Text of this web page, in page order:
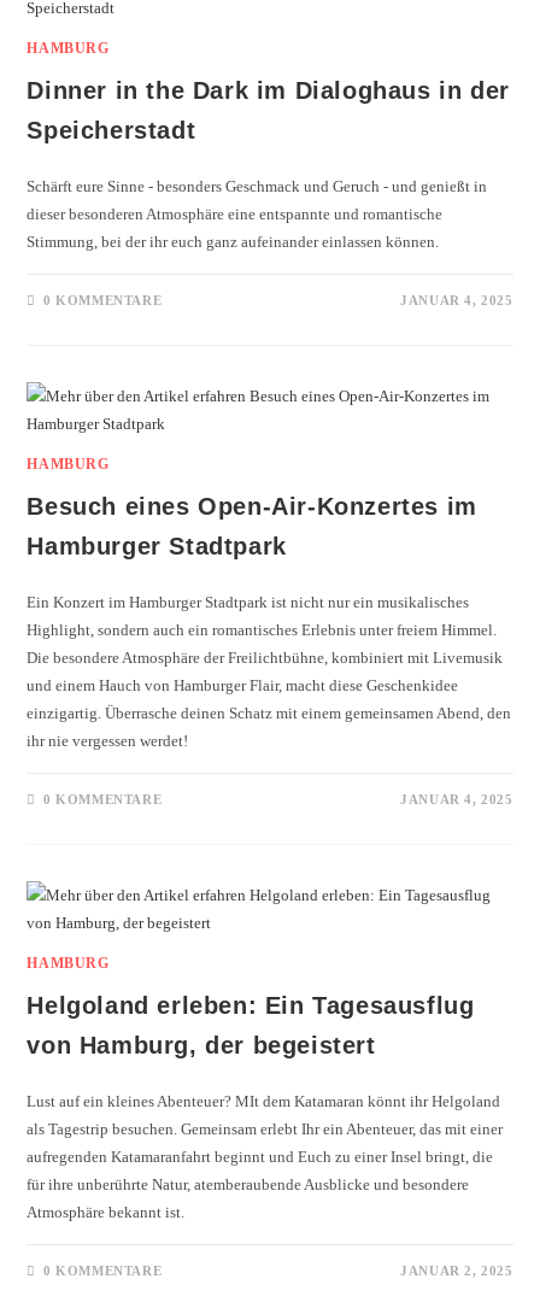
HAMBURG
Dinner in the Dark im Dialoghaus in der
Speicherstadt
Schärft eure Sinne - besonders Geschmack und Geruch - und genießt in
dieser besonderen Atmosphäre eine entspannte und romantische
Stimmung, bei der ihr euch ganz aufeinander einlassen können.
0 KOMMENTARE JANUAR 4, 2025
HAMBURG
Besuch eines Open-Air-Konzertes im
Hamburger Stadtpark
Ein Konzert im Hamburger Stadtpark ist nicht nur ein musikalisches
Highlight, sondern auch ein romantisches Erlebnis unter freiem Himmel.
Die besondere Atmosphäre der Freilichtbühne, kombiniert mit Livemusik
und einem Hauch von Hamburger Flair, macht diese Geschenkidee
einzigartig. Überrasche deinen Schatz mit einem gemeinsamen Abend, den
ihr nie vergessen werdet!
0 KOMMENTARE JANUAR 4, 2025
HAMBURG
Helgoland erleben: Ein Tagesausflug
von Hamburg, der begeistert
Lust auf ein kleines Abenteuer? MIt dem Katamaran könnt ihr Helgoland
als Tagestrip besuchen. Gemeinsam erlebt Ihr ein Abenteuer, das mit einer
aufregenden Katamaranfahrt beginnt und Euch zu einer Insel bringt, die
für ihre unberührte Natur, atemberaubende Ausblicke und besondere
Atmosphäre bekannt ist.
0 KOMMENTARE JANUAR 2, 2025